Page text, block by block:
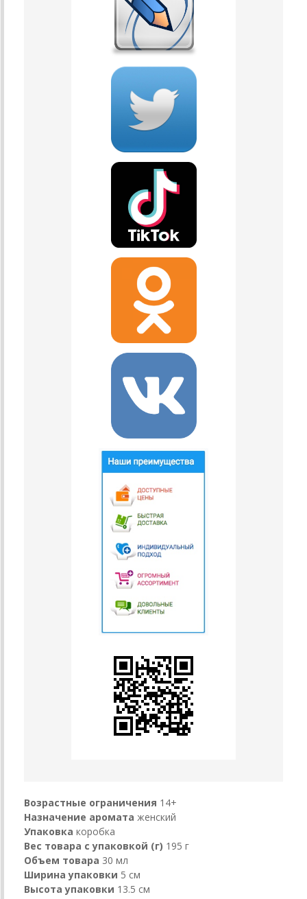
Возрастные ограничения 14+
Назначение аромата женский
Упаковка коробка
Вес товара с упаковкой (г) 195 г
Объем товара 30 мл
Ширина упаковки 5 см
Высота упаковки 13.5 см